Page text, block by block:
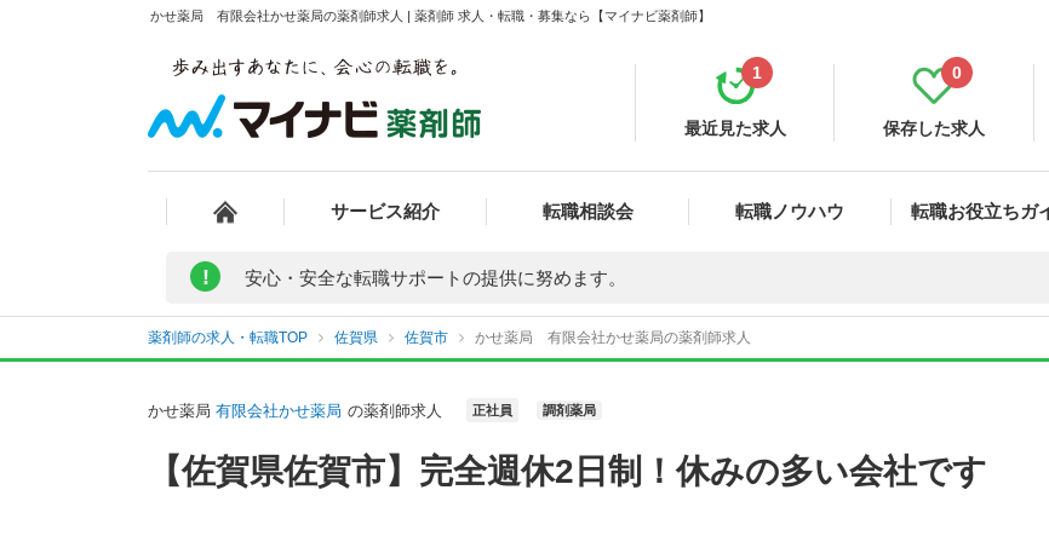
かせ薬局 有限会社かせ薬局の薬剤師求人 | 薬剤師 求人・転職・募集なら【マイナビ薬剤師】
最近見た求人
1
保存した求人
0
サービス紹介 転職相談会 転職ノウハウ 転職お役立ちガ
! 安心・安全な転職サポートの提供に努めます。
薬剤師の求人・転職TOP 佐賀県 佐賀市 かせ薬局 有限会社かせ薬局の薬剤師求人
かせ薬局 有限会社かせ薬局 の薬剤師求人 正社員 調剤薬局
【佐賀県佐賀市】完全週休2日制！休みの多い会社です